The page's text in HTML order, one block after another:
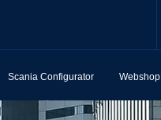
Scania Configurator Webshop